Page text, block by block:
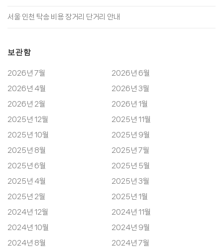
서울 인천 탁송 비용 장거리 단거리 안내
보관함
2026년 7월
2026년 6월
2026년 4월
2026년 3월
2026년 2월
2026년 1월
2025년 12월
2025년 11월
2025년 10월
2025년 9월
2025년 8월
2025년 7월
2025년 6월
2025년 5월
2025년 4월
2025년 3월
2025년 2월
2025년 1월
2024년 12월
2024년 11월
2024년 10월
2024년 9월
2024년 8월
2024년 7월